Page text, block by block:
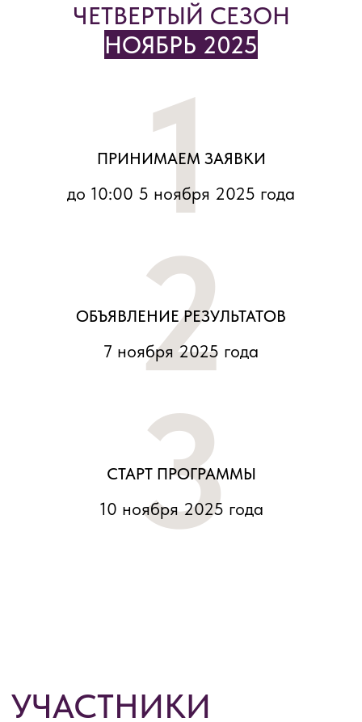
ЧЕТВЕРТЫЙ СЕЗОН
НОЯБРЬ 2025
ПРИНИМАЕМ ЗАЯВКИ
до 10:00 5 ноября 2025 года
1
ОБЪЯВЛЕНИЕ РЕЗУЛЬТАТОВ
7 ноября 2025 года
2
СТАРТ ПРОГРАММЫ
10 ноября2025 года
3
СЕЗОНА
ноябрь 2025
объявить итоги отбора участников
четвертого сезона «Правовой академии
НКО 4.0». Ими стали 292 человека из 67